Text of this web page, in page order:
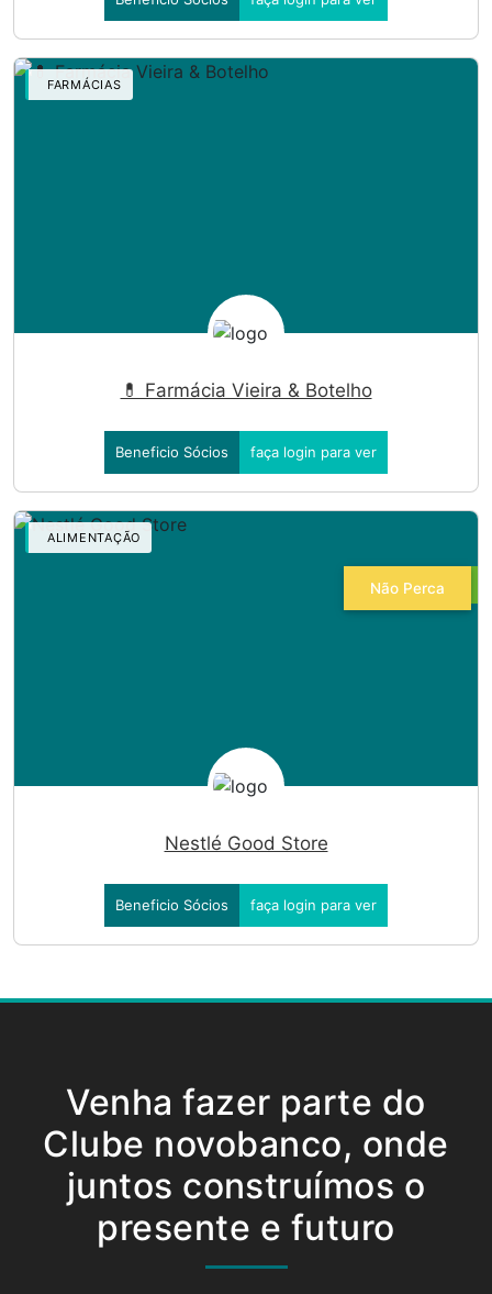
FARMÁCIAS
💊 Farmácia Vieira & Botelho
Beneficio Sócios faça login para ver
Não Perca
ALIMENTAÇÃO
Nestlé Good Store
Beneficio Sócios faça login para ver
Venha fazer parte do
Clube novobanco, onde
juntos construímos o
presente e futuro